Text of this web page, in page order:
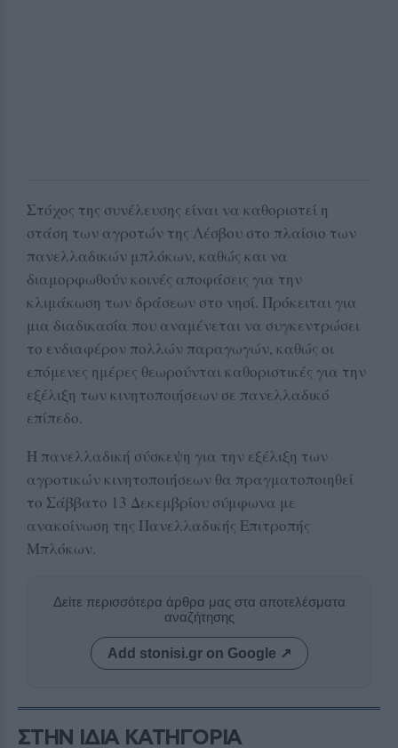
Στόχος της συνέλευσης είναι να καθοριστεί η
στάση των αγροτών της Λέσβου στο πλαίσιο των
πανελλαδικών μπλόκων, καθώς και να
διαμορφωθούν κοινές αποφάσεις για την
κλιμάκωση των δράσεων στο νησί. Πρόκειται για
μια διαδικασία που αναμένεται να συγκεντρώσει
το ενδιαφέρον πολλών παραγωγών, καθώς οι
επόμενες ημέρες θεωρούνται καθοριστικές για την
εξέλιξη των κινητοποιήσεων σε πανελλαδικό
επίπεδο.
Η πανελλαδική σύσκεψη για την εξέλιξη των
αγροτικών κινητοποιήσεων θα πραγματοποιηθεί
το Σάββατο 13 Δεκεμβρίου σύμφωνα με
ανακοίνωση της Πανελλαδικής Επιτροπής
Μπλόκων.
Δείτε περισσότερα άρθρα μας στα αποτελέσματα
αναζήτησης
Add stonisi.gr on Google ↗
ΣΤΗΝ ΙΔΙΑ ΚΑΤΗΓΟΡΙΑ